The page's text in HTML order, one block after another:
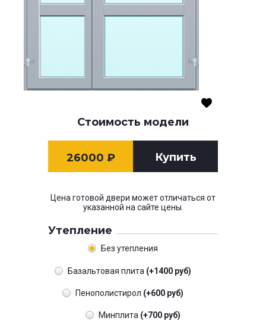
Стоимость модели
26000 ₽ Купить
Цена готовой двери может отличаться от
указанной на сайте цены.
Утепление
Без утепления
Базальтовая плита (+1400 руб)
Пенополистирол (+600 руб)
Минплита (+700 руб)